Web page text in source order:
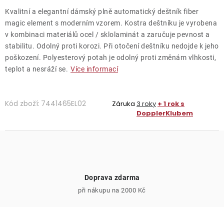
Kvalitní a elegantní dámský plně automatický deštník fiber
magic element s moderním vzorem. Kostra deštníku je vyrobena
v kombinaci materiálů ocel / sklolaminát a zaručuje pevnost a
stabilitu. Odolný proti korozi. Při otočení deštníku nedojde k jeho
poškození. Polyesterový potah je odolný proti změnám vlhkosti,
teplot a nesráží se. Více informací
Kód zboží: 7441465EL02 Záruka 3 roky + 1 rok s
DopplerKlubem
Doprava zdarma
při nákupu na 2000 Kč